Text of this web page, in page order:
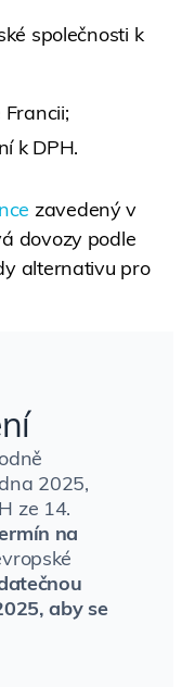
společnosti k
k DPH.
zavedený v
dovozy podle
alternativu pro
2025,
ze 14.
na
aby se